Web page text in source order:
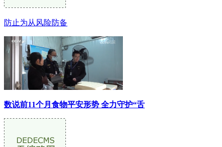
防止为从风险防备
数说前11个月食物平安形势 全力守护“舌